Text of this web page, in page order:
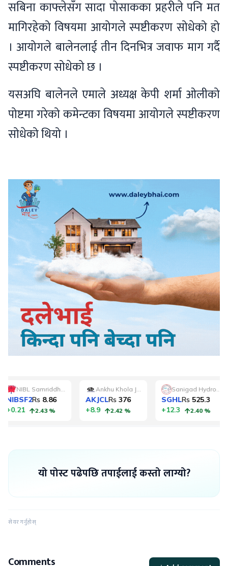
सबिना काफ्लेसँग सादा पोसाकका प्रहरीले पनि मत
मागिरहेको विषयमा आयोगले स्पष्टीकरण सोधेको हो
। आयोगले बालेनलाई तीन दिनभित्र जवाफ माग गर्दै
स्पष्टीकरण सोधेको छ ।
यसअघि बालेनले एमाले अध्यक्ष केपी शर्मा ओलीको
पोष्टमा गरेको कमेन्टका विषयमा आयोगले स्पष्टीकरण
सोधेको थियो ।
यो पोस्ट पढेपछि तपाईलाई कस्तो लाग्यो?
सेयर गर्नुहोस्
Comments